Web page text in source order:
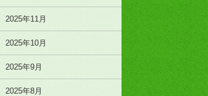
2025年11月
2025年10月
2025年9月
2025年8月